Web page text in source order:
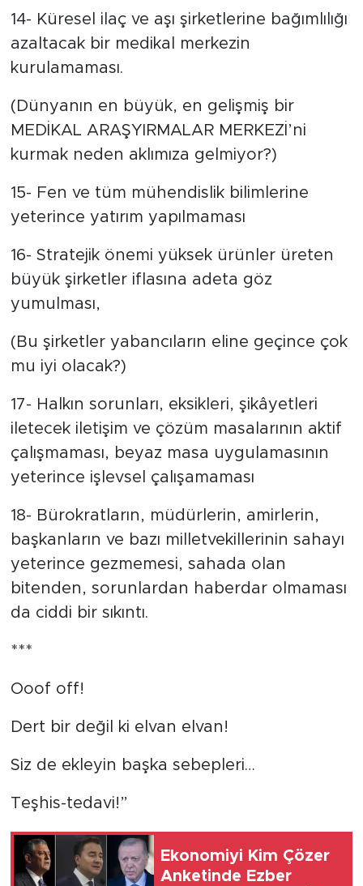
14- Küresel ilaç ve aşı şirketlerine bağımlılığı
azaltacak bir medikal merkezin
kurulamaması.
(Dünyanın en büyük, en gelişmiş bir
MEDİKAL ARAŞYIRMALAR MERKEZİ’ni
kurmak neden aklımıza gelmiyor?)
15- Fen ve tüm mühendislik bilimlerine
yeterince yatırım yapılmaması
16- Stratejik önemi yüksek ürünler üreten
büyük şirketler iflasına adeta göz
yumulması,
(Bu şirketler yabancıların eline geçince çok
mu iyi olacak?)
17- Halkın sorunları, eksikleri, şikâyetleri
iletecek iletişim ve çözüm masalarının aktif
çalışmaması, beyaz masa uygulamasının
yeterince işlevsel çalışamaması
18- Bürokratların, müdürlerin, amirlerin,
başkanların ve bazı milletvekillerinin sahayı
yeterince gezmemesi, sahada olan
bitenden, sorunlardan haberdar olmaması
da ciddi bir sıkıntı.
***
Ooof off!
Dert bir değil ki elvan elvan!
Siz de ekleyin başka sebepleri…
Teşhis-tedavi!”
Ekonomiyi Kim Çözer
Anketinde Ezber